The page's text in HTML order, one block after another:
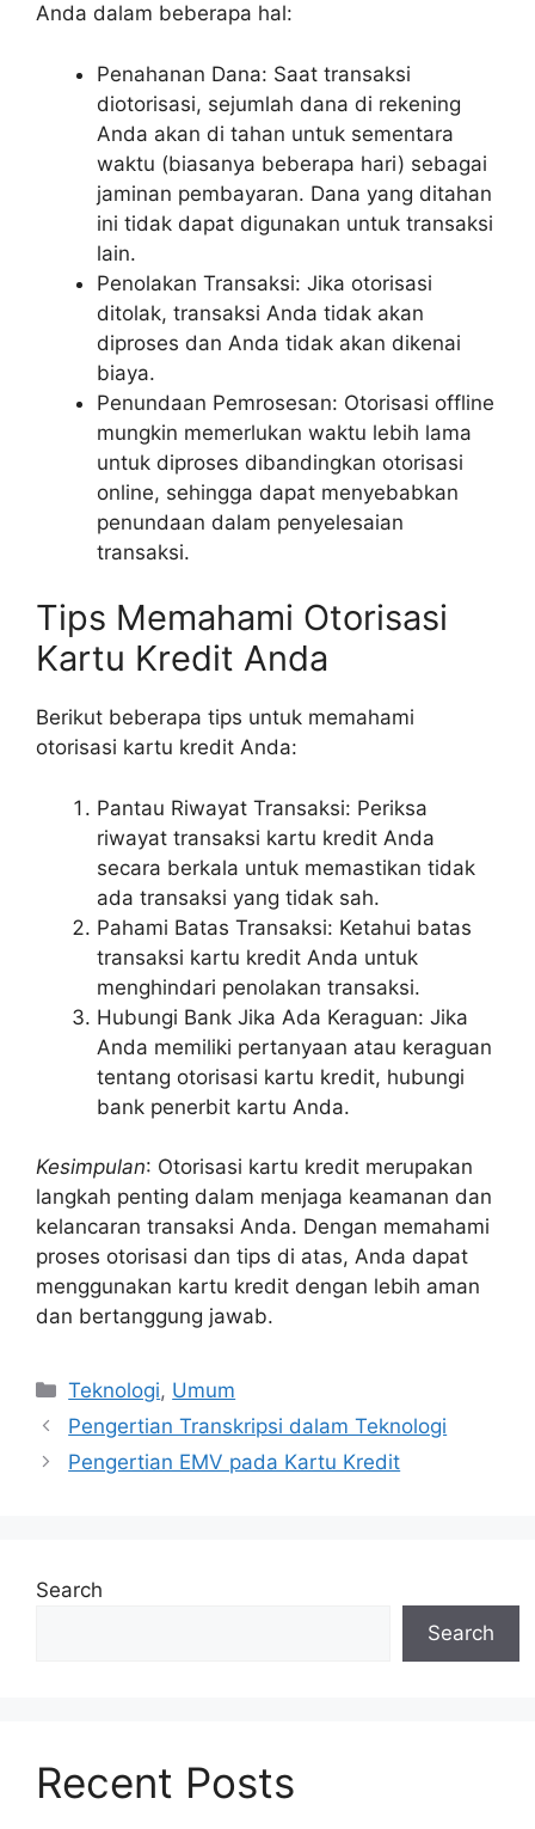
Anda dalam beberapa hal:
Penahanan Dana: Saat transaksi
diotorisasi, sejumlah dana di rekening
Anda akan di tahan untuk sementara
waktu (biasanya beberapa hari) sebagai
jaminan pembayaran. Dana yang ditahan
ini tidak dapat digunakan untuk transaksi
lain.
Penolakan Transaksi: Jika otorisasi
ditolak, transaksi Anda tidak akan
diproses dan Anda tidak akan dikenai
biaya.
Penundaan Pemrosesan: Otorisasi offline
mungkin memerlukan waktu lebih lama
untuk diproses dibandingkan otorisasi
online, sehingga dapat menyebabkan
penundaan dalam penyelesaian
transaksi.
Tips Memahami Otorisasi
Kartu Kredit Anda
Berikut beberapa tips untuk memahami
otorisasi kartu kredit Anda:
Pantau Riwayat Transaksi: Periksa
riwayat transaksi kartu kredit Anda
secara berkala untuk memastikan tidak
ada transaksi yang tidak sah.
Pahami Batas Transaksi: Ketahui batas
transaksi kartu kredit Anda untuk
menghindari penolakan transaksi.
Hubungi Bank Jika Ada Keraguan: Jika
Anda memiliki pertanyaan atau keraguan
tentang otorisasi kartu kredit, hubungi
bank penerbit kartu Anda.
Kesimpulan: Otorisasi kartu kredit merupakan
langkah penting dalam menjaga keamanan dan
kelancaran transaksi Anda. Dengan memahami
proses otorisasi dan tips di atas, Anda dapat
menggunakan kartu kredit dengan lebih aman
dan bertanggung jawab.
Categories
Teknologi, Umum
Pengertian Transkripsi dalam Teknologi
Pengertian EMV pada Kartu Kredit
Search
Search
Recent Posts